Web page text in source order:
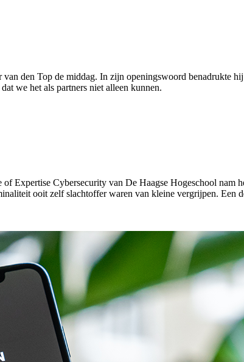
den Top de middag. In zijn openingswoord benadrukte
we het als partners niet alleen kunnen.
Expertise Cybersecurity van De Haagse Hogeschool nam
ooit zelf slachtoffer waren van kleine vergrijpen. Een